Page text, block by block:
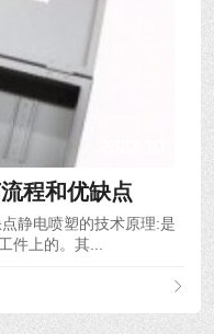
程和优缺点
静电喷塑的技术原理:是
件上的。其...